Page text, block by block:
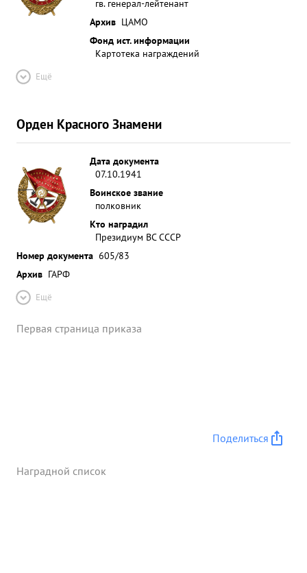
гв. генерал-лейтенант
Архив ЦАМО
Фонд ист. информации
Картотека награждений
Ещё
Орден Красного Знамени
Дата документа
07.10.1941
Воинское звание
полковник
Кто наградил
Президиум ВС СССР
Номер документа 605/83
Архив ГАРФ
Ещё
Первая страница приказа
Поделиться
Наградной список